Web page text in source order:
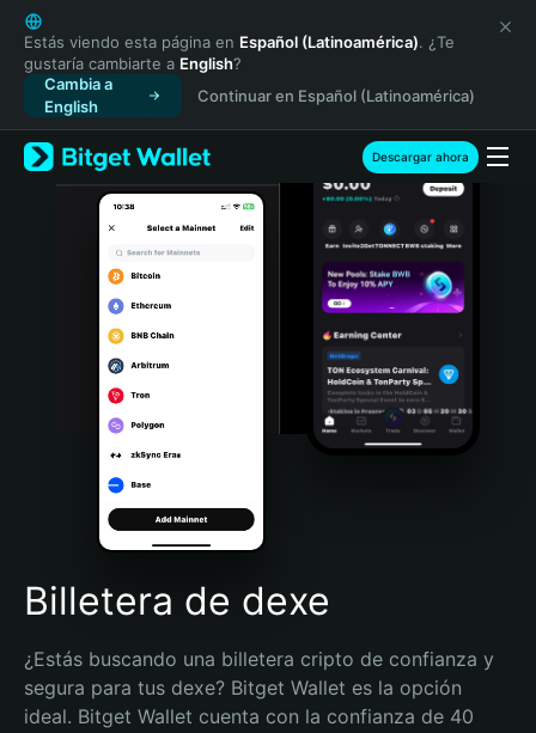
English
日本語
Tiếng Việt
Русский
Español (Latinoamérica)
Türkçe
Italiano
Português (Portugal)
Bahasa Indonesia
Português (Brasil)
Español (Argentina)
Estás viendo esta página en Español (Latinoamérica). ¿Te
gustaría cambiarte a English?
Cambia a
English
Continuar en Español (Latinoamérica)
Descargar ahora
Billetera de dexe
¿Estás buscando una billetera cripto de confianza y
segura para tus dexe? Bitget Wallet es la opción
ideal. Bitget Wallet cuenta con la confianza de 40